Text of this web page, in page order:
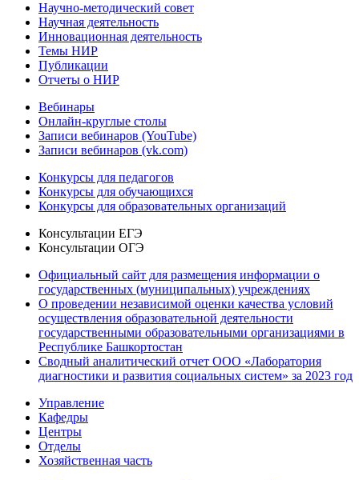
Научно-методический совет
Научная деятельность
Инновационная деятельность
Темы НИР
Публикации
Отчеты о НИР
Вебинары
Онлайн-круглые столы
Записи вебинаров (YouTube)
Записи вебинаров (vk.com)
Конкурсы для педагогов
Конкурсы для обучающихся
Конкурсы для образовательных организаций
Консультации ЕГЭ
Консультации ОГЭ
Официальный сайт для размещения информации о
государственных (муниципальных) учреждениях
О проведении независимой оценки качества условий
осуществления образовательной деятельности
государственными образовательными организациями в
Республике Башкортостан
Сводный аналитический отчет ООО «Лаборатория
диагностики и развития социальных систем» за 2023 год
Управление
Кафедры
Центры
Отделы
Хозяйственная часть